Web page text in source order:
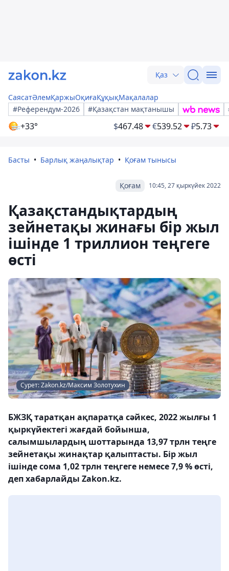
Қаз
СаясатӘлемҚаржыОқиғаҚұқықМақалалар
#Референдум-2026
#Қазақстан мақтанышы
+33° $467.48 €539.52 ₽5.73
Басты Барлық жаңалықтар Қоғам тынысы
10:45, 27 қыркүйек 2022
Қоғам
Қазақстандықтардың
зейнетақы жинағы бір жыл
ішінде 1 триллион теңгеге
өсті
Сурет: Zakon.kz/Максим Золотухин
БЖЗҚ таратқан ақпаратқа сәйкес, 2022 жылғы 1
қыркүйектегі жағдай бойынша,
салымшылардың шоттарында 13,97 трлн теңге
зейнетақы жинақтар қалыптасты. Бір жыл
ішінде сома 1,02 трлн теңгеге немесе 7,9 % өсті,
деп хабарлайды Zakon.kz.